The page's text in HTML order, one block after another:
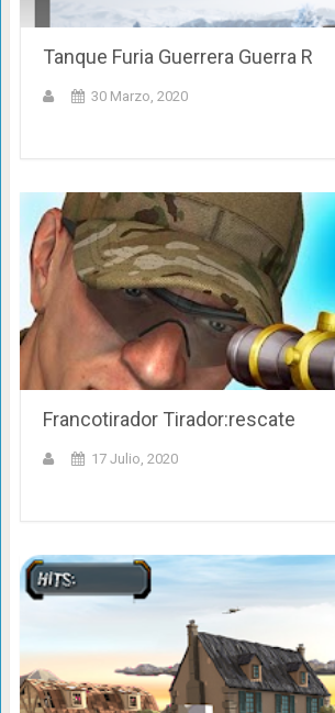
Tanque Furia Guerrera Guerra R
30 Marzo, 2020
Francotirador Tirador:rescate
17 Julio, 2020